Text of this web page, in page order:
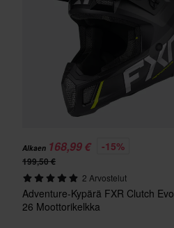
Alkaen 168,99 € -15%
199,50 €
2 Arvostelut
Adventure-Kypärä FXR Clutch Evo
26 Moottorikelkka